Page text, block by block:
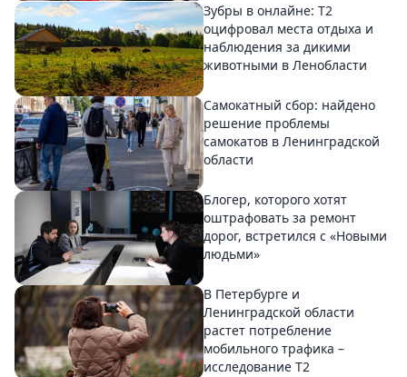
Зубры в онлайне: Т2
оцифровал места отдыха и
наблюдения за дикими
животными в Ленобласти
Самокатный сбор: найдено
решение проблемы
самокатов в Ленинградской
области
Блогер, которого хотят
оштрафовать за ремонт
дорог, встретился с «Новыми
людьми»
В Петербурге и
Ленинградской области
растет потребление
мобильного трафика –
исследование T2